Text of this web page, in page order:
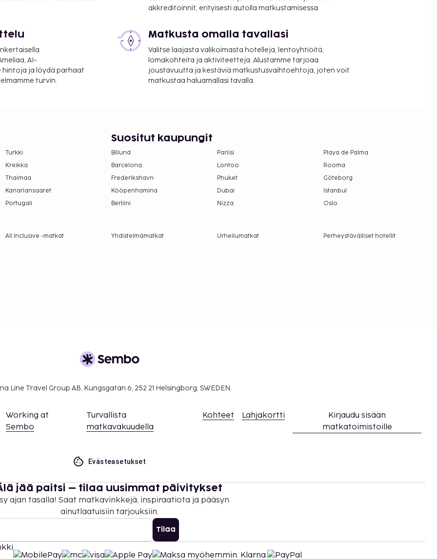
on allasbaari
maksut.
yö
voi tehdä ottamalla
soittamalla
asiakkaat
akkreditoinnit, erityisesti autolla matkustamisessa.
AI-
ja löydä parhaat
turvin.
Matkusta omalla tavallasi
Valitse laajasta valikoimasta hotelleja, lentoyhtiöitä,
lomakohteita ja aktiviteetteja. Alustamme tarjoaa
joustavuutta ja kestäviä matkustusvaihtoehtoja, joten voit
matkustaa haluamallasi tavalla.
Turkki
Kreikka
Thaimaa
Kanariansaaret
Portugali
Suositut kaupungit
Billund Pariisi
Playa de Palma
Barcelona
Lontoo
Rooma
Frederikshavn
Phuket
Göteborg
Kööpenhamina
Dubai
Istanbul
Berliini
Nizza Oslo
All Inclusive -matkat Yhdistelmämatkat Urheilumatkat
Perheystävälliset hotellit
Line Travel Group AB, Kungsgatan 6, 252 21 Helsingborg, SWEDEN
Working at
Sembo
Turvallista
matkavakuudella
Kohteet Lahjakortti
Kirjaudu sisään
matkatoimistoille
Evästeasetukset
jää paitsi – tilaa uusimmat päivitykset
ajan tasalla! Saat matkavinkkejä, inspiraatiota ja pääsyn
ainutlaatuisiin tarjouksiin.
Tilaa